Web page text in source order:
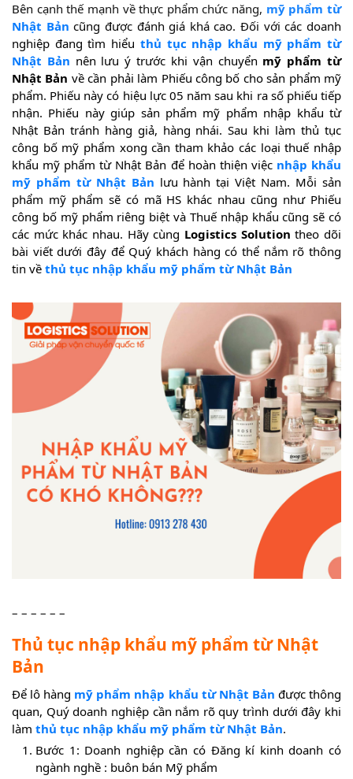
Bên cạnh thế mạnh về thực phẩm chức năng, mỹ phẩm từ
Nhật Bản cũng được đánh giá khá cao. Đối với các doanh
nghiệp đang tìm hiểu thủ tục nhập khẩu mỹ phẩm từ
Nhật Bản nên lưu ý trước khi vận chuyển mỹ phẩm từ
Nhật Bản về cần phải làm Phiếu công bố cho sản phẩm mỹ
phẩm. Phiếu này có hiệu lực 05 năm sau khi ra số phiếu tiếp
nhận. Phiếu này giúp sản phẩm mỹ phẩm nhập khẩu từ
Nhật Bản tránh hàng giả, hàng nhái. Sau khi làm thủ tục
công bố mỹ phẩm xong cần tham khảo các loại thuế nhập
khẩu mỹ phẩm từ Nhật Bản để hoàn thiện việc nhập khẩu
mỹ phẩm từ Nhật Bản lưu hành tại Việt Nam. Mỗi sản
phẩm mỹ phẩm sẽ có mã HS khác nhau cũng như Phiếu
công bố mỹ phẩm riêng biệt và Thuế nhập khẩu cũng sẽ có
các mức khác nhau. Hãy cùng Logistics Solution theo dõi
bài viết dưới đây để Quý khách hàng có thể nắm rõ thông
tin về thủ tục nhập khẩu mỹ phẩm từ Nhật Bản
– – – – – –
Thủ tục nhập khẩu mỹ phẩm từ Nhật
Bản
Để lô hàng mỹ phẩm nhập khẩu từ Nhật Bản được thông
quan, Quý doanh nghiệp cần nắm rõ quy trình dưới đây khi
làm thủ tục nhập khẩu mỹ phẩm từ Nhật Bản.
Bước 1: Doanh nghiệp cần có Đăng kí kinh doanh có
ngành nghề : buôn bán Mỹ phẩm